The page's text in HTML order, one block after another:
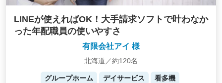
LINEが使えればOK！大手請求ソフトで叶わなか
った年配職員の使いやすさ
有限会社アイ 様
北海道／約120名
グループホーム デイサービス 看多機